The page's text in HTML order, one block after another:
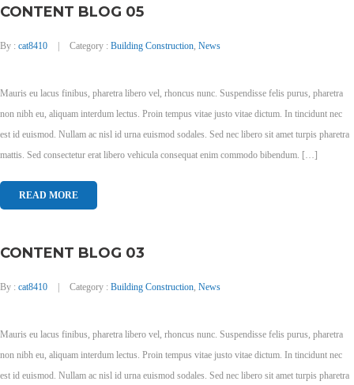
CONTENT BLOG 05
By : cat8410 Category : Building Construction News
Mauris eu lacus finibus, pharetra libero vel, rhoncus nunc. Suspendisse felis purus, pharetra
non nibh eu, aliquam interdum lectus. Proin tempus vitae justo vitae dictum. In tincidunt nec
est id euismod. Nullam ac nisl id urna euismod sodales. Sed nec libero sit amet turpis pharetra
mattis. Sed consectetur erat libero vehicula consequat enim commodo bibendum. […]
READ MORE
CONTENT BLOG 03
By : cat8410 Category : Building Construction News
Mauris eu lacus finibus, pharetra libero vel, rhoncus nunc. Suspendisse felis purus, pharetra
non nibh eu, aliquam interdum lectus. Proin tempus vitae justo vitae dictum. In tincidunt nec
est id euismod. Nullam ac nisl id urna euismod sodales. Sed nec libero sit amet turpis pharetra